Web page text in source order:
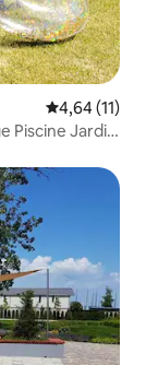
Évaluation
4,64 (11)
Piscine Jardin